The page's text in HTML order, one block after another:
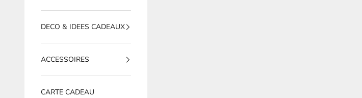
DECO & IDEES CADEAUX
ACCESSOIRES
CARTE CADEAU